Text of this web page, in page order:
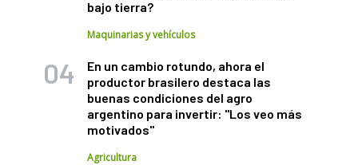
bajo tierra?
Maquinarias y vehículos
En un cambio rotundo, ahora el
productor brasilero destaca las
buenas condiciones del agro
argentino para invertir: "Los veo más
motivados"
Agricultura